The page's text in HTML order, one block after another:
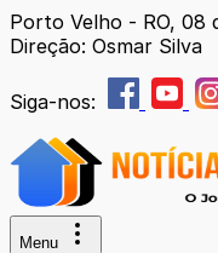
Porto Velho - RO, 08
Direção: Osmar Silva
Siga-nos:
Menu